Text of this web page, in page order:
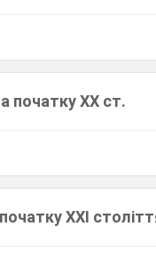
початку ХХ ст.
ХХІ